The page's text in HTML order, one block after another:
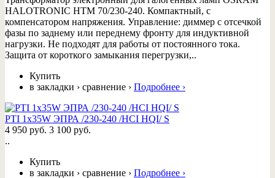
HALOTRONIC HTM 70/230-240. Компактный, с
компенсатором напряжения. Управление: диммер с отсечкой
фазы по заднему или переднему фронту для индуктивной
нагрузки. Не подходят для работы от постоянного тока.
Защита от короткого замыкания перегрузки,..
Купить
в закладки › сравнение › Подробнее ›
PTI 1x35W ЭПРА /230-240 /HCI HQI/ S
4 950 руб. 3 100 руб.
..
Купить
в закладки › сравнение › Подробнее ›